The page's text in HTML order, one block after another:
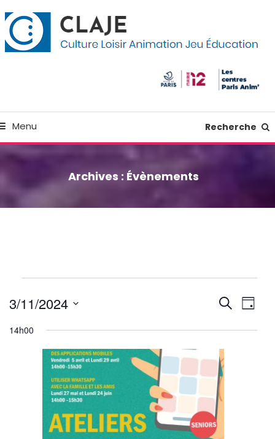
Menu Recherche
Archives : Évènements
for
11,
et
de
vues
Recherche
de
Jour
3/11/2024
une
14h00